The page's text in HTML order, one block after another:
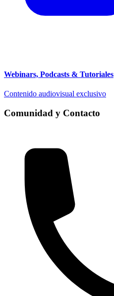
Webinars, Podcasts & Tutoriales
Contenido audiovisual exclusivo
Comunidad y Contacto